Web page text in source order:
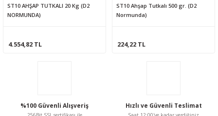
ST10 AHŞAP TUTKALI 20 Kg (D2
NORMUNDA)
4.554,82 TL
ST10 Ahşap Tutkalı 500 gr. (D2
Normunda)
224,22 TL
%100 Güvenli Alışveriş Hızlı ve Güvenli Teslimat